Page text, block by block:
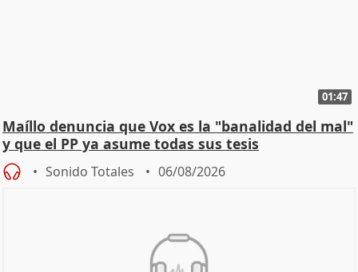
01:47
Maíllo denuncia que Vox es la "banalidad del mal"
y que el PP ya asume todas sus tesis
Sonido Totales 06/08/2026